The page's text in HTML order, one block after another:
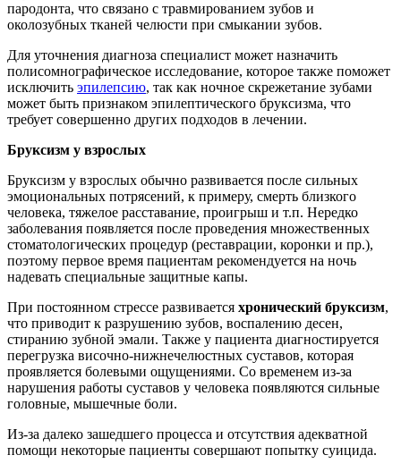
пародонта, что связано с травмированием зубов и
околозубных тканей челюсти при смыкании зубов.
Для уточнения диагноза специалист может назначить
полисомнографическое исследование, которое также поможет
исключить эпилепсию, так как ночное скрежетание зубами
может быть признаком эпилептического бруксизма, что
требует совершенно других подходов в лечении.
Бруксизм у взрослых
Бруксизм у взрослых обычно развивается после сильных
эмоциональных потрясений, к примеру, смерть близкого
человека, тяжелое расставание, проигрыш и т.п. Нередко
заболевания появляется после проведения множественных
стоматологических процедур (реставрации, коронки и пр.),
поэтому первое время пациентам рекомендуется на ночь
надевать специальные защитные капы.
При постоянном стрессе развивается хронический бруксизм,
что приводит к разрушению зубов, воспалению десен,
стиранию зубной эмали. Также у пациента диагностируется
перегрузка височно-нижнечелюстных суставов, которая
проявляется болевыми ощущениями. Со временем из-за
нарушения работы суставов у человека появляются сильные
головные, мышечные боли.
Из-за далеко зашедшего процесса и отсутствия адекватной
помощи некоторые пациенты совершают попытку суицида.